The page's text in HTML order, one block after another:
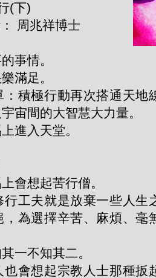
(下)
周兆祥博士
事情。
滿足。
積極行動再次搭通天地
宙間的大智慧大力量。
進入天堂。
會想起苦行僧。
行工夫就是放棄一些人生
為選擇辛苦、麻煩、毫
一不知其二。
會想起宗教人士那種扳